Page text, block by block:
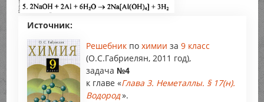
Источник:
Решебник по химии за 9 класс
(О.С.Габриелян, 2011 год),
задача №4
к главе «Глава 3. Неметаллы. § 17(н).
Водород».